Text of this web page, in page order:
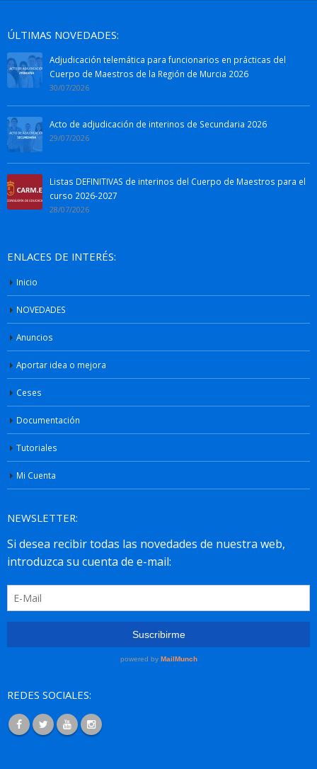
ÚLTIMAS NOVEDADES:
Adjudicación telemática para funcionarios en prácticas del
Cuerpo de Maestros de la Región de Murcia 2026
30/07/2026
Acto de adjudicación de interinos de Secundaria 2026
29/07/2026
Listas DEFINITIVAS de interinos del Cuerpo de Maestros para el
curso 2026-2027
28/07/2026
ENLACES DE INTERÉS:
Inicio
NOVEDADES
Anuncios
Aportar idea o mejora
Ceses
Documentación
Tutoriales
Mi Cuenta
NEWSLETTER:
REDES SOCIALES: